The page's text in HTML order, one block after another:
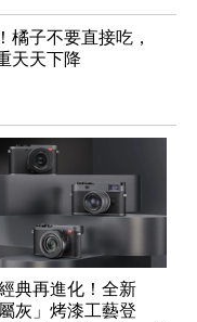
橘子不要直接吃，
天天下降
典再進化！全新
屬灰」烤漆工藝登